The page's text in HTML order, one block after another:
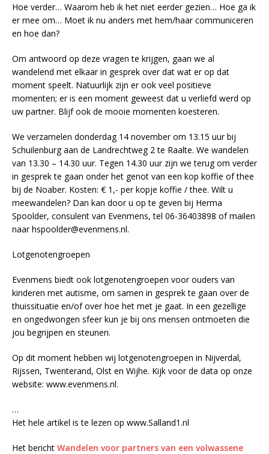
Hoe verder… Waarom heb ik het niet eerder gezien… Hoe ga ik
er mee om… Moet ik nu anders met hem/haar communiceren
en hoe dan?
Om antwoord op deze vragen te krijgen, gaan we al
wandelend met elkaar in gesprek over dat wat er op dat
moment speelt. Natuurlijk zijn er ook veel positieve
momenten; er is een moment geweest dat u verliefd werd op
uw partner. Blijf ook de mooie momenten koesteren.
We verzamelen donderdag 14 november om 13.15 uur bij
Schuilenburg aan de Landrechtweg 2 te Raalte. We wandelen
van 13.30 – 14.30 uur. Tegen 14.30 uur zijn we terug om verder
in gesprek te gaan onder het genot van een kop koffie of thee
bij de Noaber. Kosten: € 1,- per kopje koffie / thee. Wilt u
meewandelen? Dan kan door u op te geven bij Herma
Spoolder, consulent van Evenmens, tel 06-36403898 of mailen
naar hspoolder@evenmens.nl.
Lotgenotengroepen
Evenmens biedt ook lotgenotengroepen voor ouders van
kinderen met autisme, om samen in gesprek te gaan over de
thuissituatie en/of over hoe het met je gaat. In een gezellige
en ongedwongen sfeer kun je bij ons mensen ontmoeten die
jou begrijpen en steunen.
Op dit moment hebben wij lotgenotengroepen in Nijverdal,
Rijssen, Twenterand, Olst en Wijhe. Kijk voor de data op onze
website: www.evenmens.nl.
…
Het hele artikel is te lezen op www.Salland1.nl
Het bericht Wandelen voor partners van een volwassene